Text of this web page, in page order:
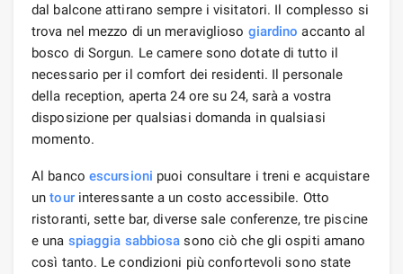
dal balcone attirano sempre i visitatori. Il complesso si
trova nel mezzo di un meraviglioso giardino accanto al
bosco di Sorgun. Le camere sono dotate di tutto il
necessario per il comfort dei residenti. Il personale
della reception, aperta 24 ore su 24, sarà a vostra
disposizione per qualsiasi domanda in qualsiasi
momento.
Al banco escursioni puoi consultare i treni e acquistare
untourinteressante a un costo accessibile. Otto
ristoranti, sette bar, diverse sale conferenze, tre piscine
e una spiaggia sabbiosa sono ciò che gli ospiti amano
così tanto. Le condizioni più confortevoli sono state